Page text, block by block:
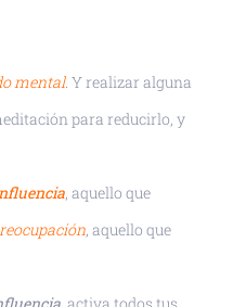
mental. Y realizar alguna
para reducirlo, y
, aquello que
, aquello que